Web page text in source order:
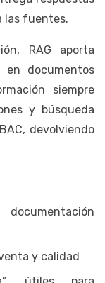
las fuentes.
RAG aporta
en documentos
siempre
y búsqueda
devolviendo
y calidad